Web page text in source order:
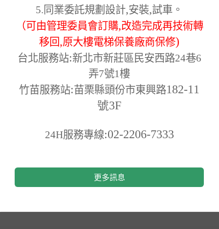
5. 同業委託規劃設計,安裝,試車。
（可由管理委員會訂購,改造完成再技術轉
移回,原大樓電梯保養廠商保修)
台北服務站:新北市新莊區民安西路24巷6
弄7號1樓
竹苗服務站:苗栗縣頭份市東興路182-11
號3F
24H服務專線:02-2206-7333
更多訊息